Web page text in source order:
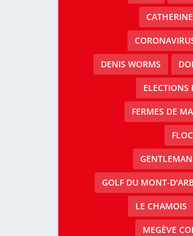
DENIS WORMS
ELECTIONS
FERMES DE
GOLF DU MONT-
LE CHAMOIS
MEGÈVE